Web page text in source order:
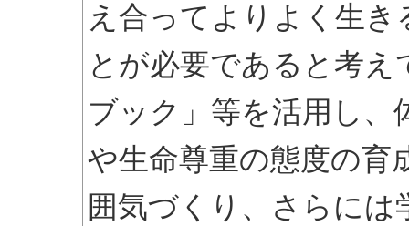
え合ってよりよく生
とが必要であると考
ブック」等を活用し、
や生命尊重の態度の育
囲気づくり、さらには